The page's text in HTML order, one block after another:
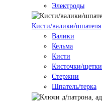
Электроды
Кисти/валики/шпателя
Валики
Кельма
Кисти
Кисточки/щетки
Стержни
Шпатель/терка